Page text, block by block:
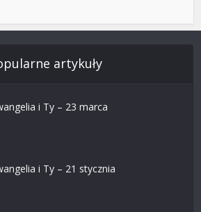
artykuły
i Ty – 23 marca
i Ty – 21 stycznia